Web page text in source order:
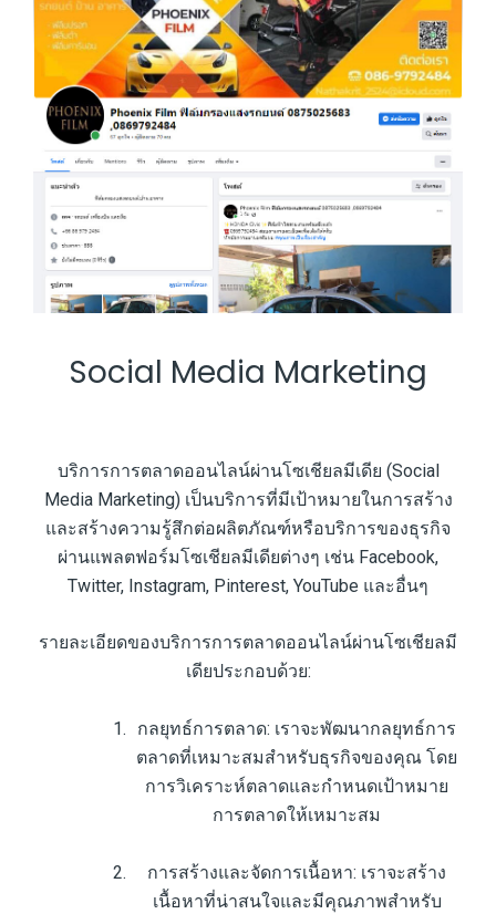
Social Media Marketing
บริการการตลาดออนไลน์ผ่านโซเชียลมีเดีย (Social
Media Marketing) เป็นบริการที่มีเป้าหมายในการสร้าง
และสร้างความรู้สึกต่อผลิตภัณฑ์หรือบริการของธุรกิจ
ผ่านแพลตฟอร์มโซเชียลมีเดียต่างๆ เช่น Facebook,
Twitter, Instagram, Pinterest, YouTube และอื่นๆ
รายละเอียดของบริการการตลาดออนไลน์ผ่านโซเชียลมี
เดียประกอบด้วย:
กลยุทธ์การตลาด: เราจะพัฒนากลยุทธ์การ
ตลาดที่เหมาะสมสำหรับธุรกิจของคุณ โดย
การวิเคราะห์ตลาดและกำหนดเป้าหมาย
การตลาดให้เหมาะสม
การสร้างและจัดการเนื้อหา: เราจะสร้าง
เนื้อหาที่น่าสนใจและมีคุณภาพสำหรับ